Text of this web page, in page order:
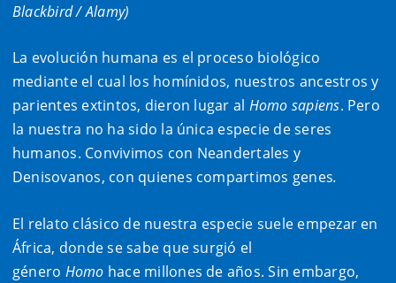
Blackbird / Alamy)
La evolución humana es el proceso biológico
mediante el cual los homínidos, nuestros ancestros y
parientes extintos, dieron lugar al Homo sapiens. Pero
la nuestra no ha sido la única especie de seres
humanos. Convivimos con Neandertales y
Denisovanos, con quienes compartimos genes.
El relato clásico de nuestra especie suele empezar en
África, donde se sabe que surgió el
género Homo hace millones de años. Sin embargo,